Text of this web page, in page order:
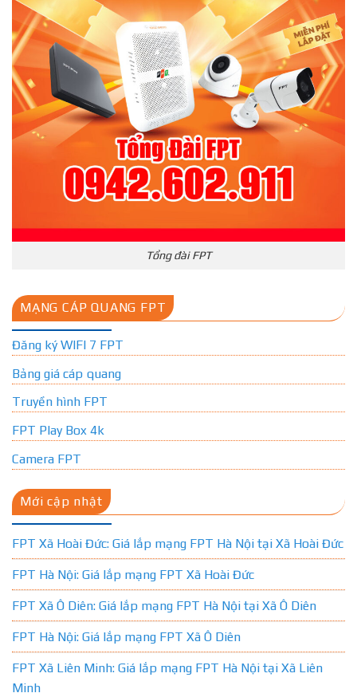
Tổng đài FPT
MẠNG CÁP QUANG FPT
Đăng ký WIFI 7 FPT
Bảng giá cáp quang
Truyền hình FPT
FPT Play Box 4k
Camera FPT
Mới cập nhật
FPT Xã Hoài Đức: Giá lắp mạng FPT Hà Nội tại Xã Hoài Đức
FPT Hà Nội: Giá lắp mạng FPT Xã Hoài Đức
FPT Xã Ô Diên: Giá lắp mạng FPT Hà Nội tại Xã Ô Diên
FPT Hà Nội: Giá lắp mạng FPT Xã Ô Diên
FPT Xã Liên Minh: Giá lắp mạng FPT Hà Nội tại Xã Liên
Minh